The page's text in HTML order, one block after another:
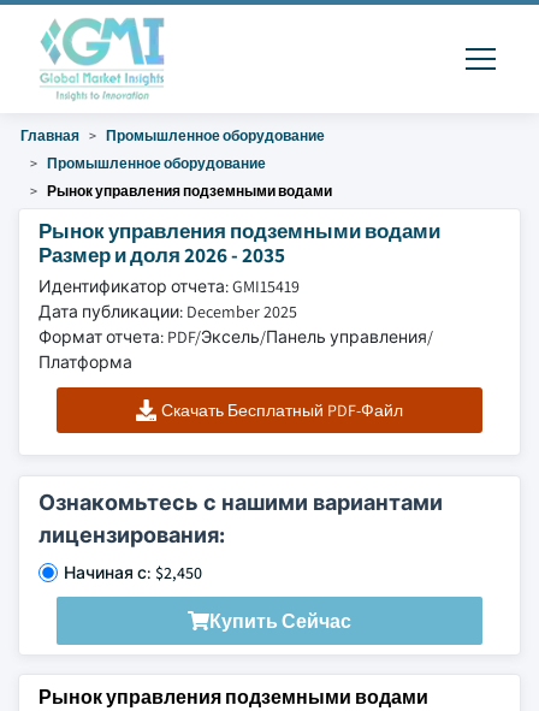
Главная
Промышленное оборудование
Промышленное оборудование
Рынок управления подземными водами
Рынок управления подземными водами
Размер и доля 2026 - 2035
Идентификатор отчета: GMI15419
Дата публикации: December 2025
Формат отчета: PDF/Эксель/Панель управления/
Платформа
Скачать Бесплатный PDF-Файл
Ознакомьтесь с нашими вариантами
лицензирования:
Начиная с: $2,450
Купить Сейчас
Рынок управления подземными водами